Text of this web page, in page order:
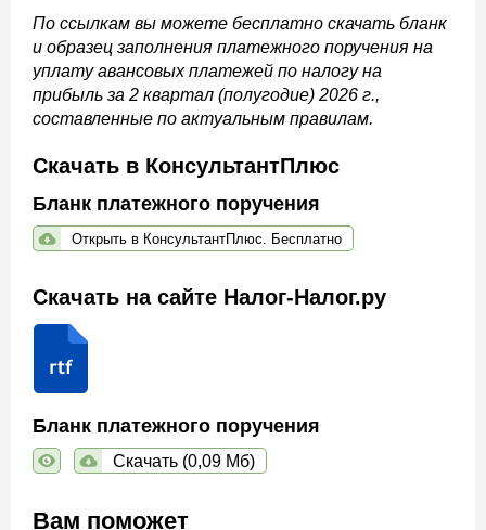
По ссылкам вы можете бесплатно скачать бланк
и образец заполнения платежного поручения на
уплату авансовых платежей по налогу на
прибыль за 2 квартал (полугодие) 2026 г.,
составленные по актуальным правилам.
Скачать в КонсультантПлюс
Бланк платежного поручения
Открыть в КонсультантПлюс. Бесплатно
Скачать на сайте Налог-Налог.ру
Бланк платежного поручения
Скачать (0,09 Мб)
Вам поможет